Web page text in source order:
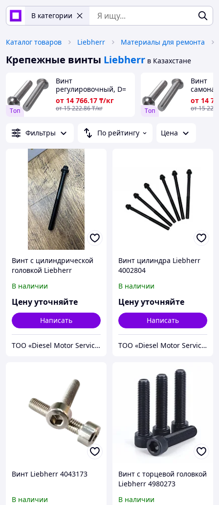
В категории
Каталог товаров Liebherr Материалы для ремонта
Крепежные винты Liebherr в Казахстане
Tоп
Винт
регулировочный, D=
1,8-64 мм, L= 0,6-400
мм, Класс проч.: 8,8;
от 14 766.17 ₸/кг
от15 222.86₸/кг Tоп
Винт
1,8-64
мм,
от 14
от15 222
Фильтры По рейтингу Цена
Винт с цилиндрической
головкой Liebherr
В наличии
Цену уточняйте
Написать
TOO «Diesel Motor Service»
Винт цилиндра Liebherr
4002804
В наличии
Цену уточняйте
Написать
TOO «Diesel Motor Service»
Винт Liebherr 4043173
В наличии
Винт с торцевой головкой
Liebherr 4980273
В наличии